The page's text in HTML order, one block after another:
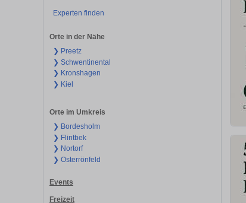
Experten finden
Orte in der Nähe
❯ Preetz
❯ Schwentinental
❯ Kronshagen
❯ Kiel
Orte im Umkreis
❯ Bordesholm
❯ Flintbek
❯ Nortorf
❯ Osterrönfeld
Events
Freizeit